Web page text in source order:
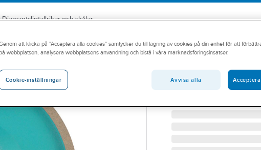
Diamantsliptallrikar och skålar
TYROLIT
DIAMANTSLIPTALLRIK
Artikelnummer:
748912
416671
att klicka på "Acceptera alla cookies" samtycker du till lagring av cookies på din enhet för att
webbplatsen, analysera webbplatsens användning och bistå i våra marknadsföringsinsatser.
Cookie-inställningar Avvisa alla